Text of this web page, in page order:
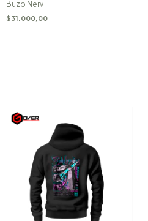
Buzo Nerv
$31.000,00